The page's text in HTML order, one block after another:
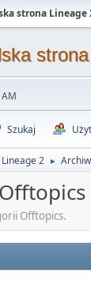
strona Lineage
Szukaj
2 ►
Offtopics.